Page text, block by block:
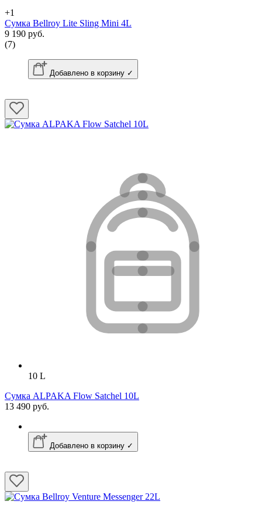
+1
Сумка Bellroy Lite Sling Mini 4L
9 190 руб.
(7)
Добавлено в корзину ✓
10 L
Сумка ALPAKA Flow Satchel 10L
13 490 руб.
Добавлено в корзину ✓